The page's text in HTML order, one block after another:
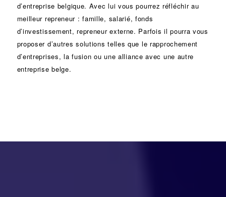
d’entreprise belgique. Avec lui vous pourrez réfléchir au
meilleur repreneur :famille, salarié, fonds
d’investissement, repreneur externe. Parfois il pourra vous
proposer d’autres solutions telles que le rapprochement
d’entreprises, lafusion ou unealliance avec une autre
entreprise belge.